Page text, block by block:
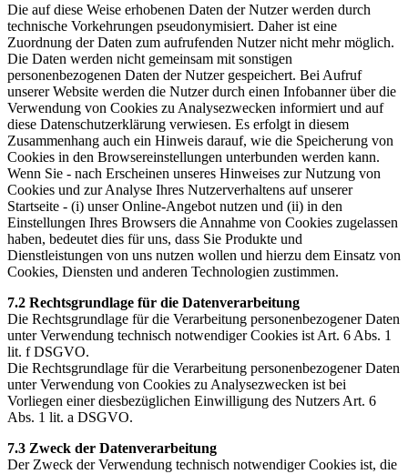
Die auf diese Weise erhobenen Daten der Nutzer werden durch
technische Vorkehrungen pseudonymisiert. Daher ist eine
Zuordnung der Daten zum aufrufenden Nutzer nicht mehr möglich.
Die Daten werden nicht gemeinsam mit sonstigen
personenbezogenen Daten der Nutzer gespeichert. Bei Aufruf
unserer Website werden die Nutzer durch einen Infobanner über die
Verwendung von Cookies zu Analysezwecken informiert und auf
diese Datenschutzerklärung verwiesen. Es erfolgt in diesem
Zusammenhang auch ein Hinweis darauf, wie die Speicherung von
Cookies in den Browsereinstellungen unterbunden werden kann.
Wenn Sie - nach Erscheinen unseres Hinweises zur Nutzung von
Cookies und zur Analyse Ihres Nutzerverhaltens auf unserer
Startseite - (i) unser Online-Angebot nutzen und (ii) in den
Einstellungen Ihres Browsers die Annahme von Cookies zugelassen
haben, bedeutet dies für uns, dass Sie Produkte und
Dienstleistungen von uns nutzen wollen und hierzu dem Einsatz von
Cookies, Diensten und anderen Technologien zustimmen.
7.2 Rechtsgrundlage für die Datenverarbeitung
Die Rechtsgrundlage für die Verarbeitung personenbezogener Daten
unter Verwendung technisch notwendiger Cookies ist Art. 6 Abs. 1
lit. f DSGVO.
Die Rechtsgrundlage für die Verarbeitung personenbezogener Daten
unter Verwendung von Cookies zu Analysezwecken ist bei
Vorliegen einer diesbezüglichen Einwilligung des Nutzers Art. 6
Abs. 1 lit. a DSGVO.
7.3 Zweck der Datenverarbeitung
Der Zweck der Verwendung technisch notwendiger Cookies ist, die